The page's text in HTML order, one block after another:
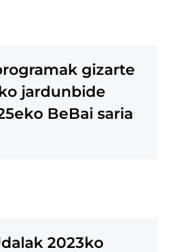
gizarte
jardunbide
BeBai saria
2023ko